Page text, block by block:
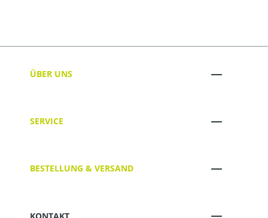
ÜBER UNS
SERVICE
BESTELLUNG & VERSAND
KONTAKT